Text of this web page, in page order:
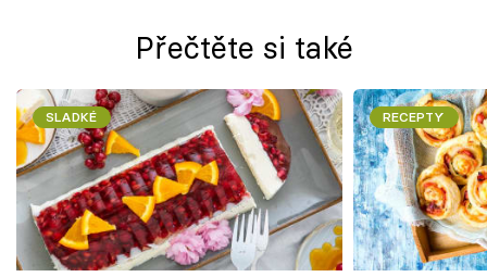
Přečtěte si také
SLADKÉ RECEPTY